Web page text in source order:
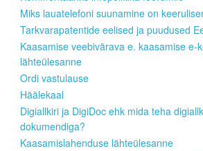
Miks lauatelefoni suunamine on
Tarkvarapatentide eelised ja puudused
Kaasamise veebivärava e. kaasamise e-
lähteülesanne
Ordi vastulause
Häälekaal
Digiallkiri ja DigiDoc ehk mida teha
dokumendiga?
Kaasamislahenduse lähteülesanne